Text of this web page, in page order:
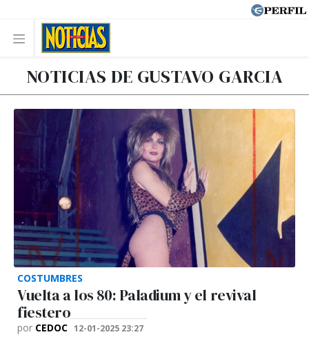
NOTICIAS DE GUSTAVO GARCIA
COSTUMBRES
Vuelta a los 80: Paladium y el revival
fiestero
por CEDOC 12-01-2025 23:27